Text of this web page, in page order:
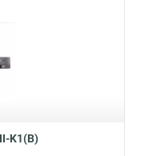
K1(B)